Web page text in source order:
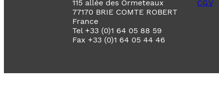
115 allée des Ormeteaux
77170 BRIE COMTE ROBERT
France
Tel +33 (0)1 64 05 88 59
Fax +33 (0)1 64 05 44 46
CGV